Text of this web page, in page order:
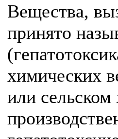
Вещества,
принято
химических
или